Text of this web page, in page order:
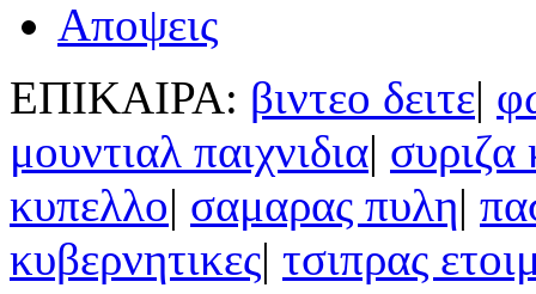
Αποψεις
ΕΠΙΚΑΙΡΑ: βιντεο δειτε|
μουντιαλ παιχνιδια|
κυπελλο| σαμαρας πυλη|
κυβερνητικες| τσιπρας